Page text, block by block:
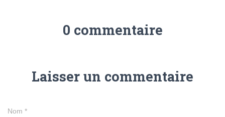
0 commentaire
Laisser un commentaire
Nom *